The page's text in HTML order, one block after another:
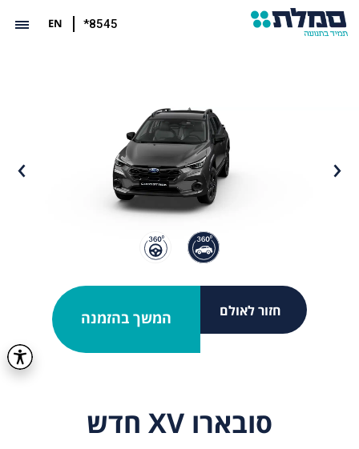
*8545
EN
חזור לאולם המשך בהזמנה
סובארו XV חדש